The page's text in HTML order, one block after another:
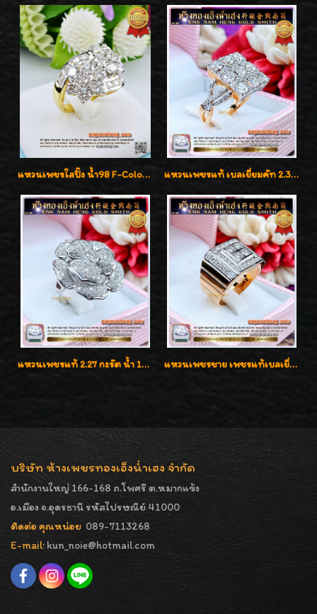
แหวนเพชรใสปิ๊ง น้ำ98 F-Color/VVS1 น้ำหนักเพชรรวม 2.56 กะรัต ใส่เต็มนิ้วเพชรเป็นน้ำเป็นเนื้อสวยมากๆค่ะ แหวนเพชรแท้ เบลเยี่ยมคัท 2.39 กะรัต น้ำ 98 F-Color/VVS ดีไซน์หน้ากว้างหรูเต็มนิ้ว
แหวนเพชรแท้ 2.27 กะรัต น้ำ 100% เบลเยี่ยมคัท ลวดลายดอกกุหลาบหรู แหวนเพชรชาย เพชรแท้เบลเยี่ยมคัท น้ำ100% D-Color/VVS 2.46 กะรัต
บริษัท ห้างเพชรทองเอ็งน่ำเฮง จำกัด
สำนักงานใหญ่ 166-168 ถ.โพศรี ต.หมากแข้ง
อ.เมือง จ.อุดรธานี รหัสไปรษณีย์ 41000
ติดต่อ คุณหน่อย 089-7113268
E-mail: kun_noie@hotmail.com